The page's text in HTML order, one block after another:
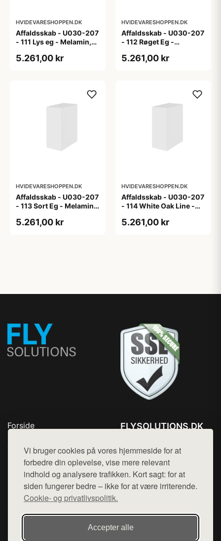
Vi bruger cookies på vores hjemmeside for at
forbedre din oplevelse, vise mere relevant
indhold og analysere trafikken. Kort sagt: for at
siden fungerer bedre – ikke for at være irriterende.
Cookie- og privatlivspolitik.
Accepter alle
HVIDEVARESHOPPEN.DK
Affaldsskab - U030-207
- 111 Lys eg - Melamin,
5.261,00 kr
HVIDEVARESHOPPEN.DK
Affaldsskab - U030-207
- 112 Røget Eg -
5.261,00 kr
HVIDEVARESHOPPEN.DK
Affaldsskab - U030-207
- 113 Sort Eg - Melamin,
5.261,00 kr
HVIDEVARESHOPPEN.DK
Affaldsskab - U030-207
- 114 White Oak Line -
5.261,00 kr
Forside
Top Rabatter
Blog
Kontakt
FLYSOLUTIONS.DK
Mail: hej@want.dk
Cookie- og privatlivspolitik
Denne side er en del af want.dk, der udgiver en række
hjemmesider med præsentation af forskellige produkter fra